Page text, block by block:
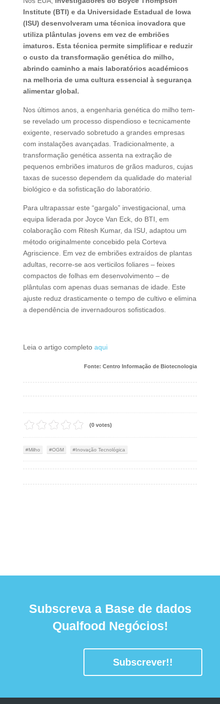
Institute (BTI) e da Universidade Estadual de Iowa
(ISU) desenvolveram uma técnica inovadora que
utiliza plântulas jovens em vez de embriões
imaturos. Esta técnica permite simplificar e reduzir
o custo da transformação genética do milho,
abrindo caminho a mais laboratórios académicos
na melhoria de uma cultura essencial à segurança
alimentar global.
Nos últimos anos, a engenharia genética do milho tem-
se revelado um processo dispendioso e tecnicamente
exigente, reservado sobretudo a grandes empresas
com instalações avançadas. Tradicionalmente, a
transformação genética assenta na extração de
pequenos embriões imaturos de grãos maduros, cujas
taxas de sucesso dependem da qualidade do material
biológico e da sofisticação do laboratório.
Para ultrapassar este “gargalo” investigacional, uma
equipa liderada por Joyce Van Eck, do BTI, em
colaboração com Ritesh Kumar, da ISU, adaptou um
método originalmente concebido pela Corteva
Agriscience. Em vez de embriões extraídos de plantas
adultas, recorre-se aos verticilos foliares – feixes
compactos de folhas em desenvolvimento – de
plântulas com apenas duas semanas de idade. Este
ajuste reduz drasticamente o tempo de cultivo e elimina
a dependência de invernadouros sofisticados.
Leia o artigo completo aqui
Fonte: Centro Informação de Biotecnologia
(0 votes)
Milho OGM Inovação Tecnológica
Subscreva a Base de dados
Qualfood Negócios!
Subscrever!!